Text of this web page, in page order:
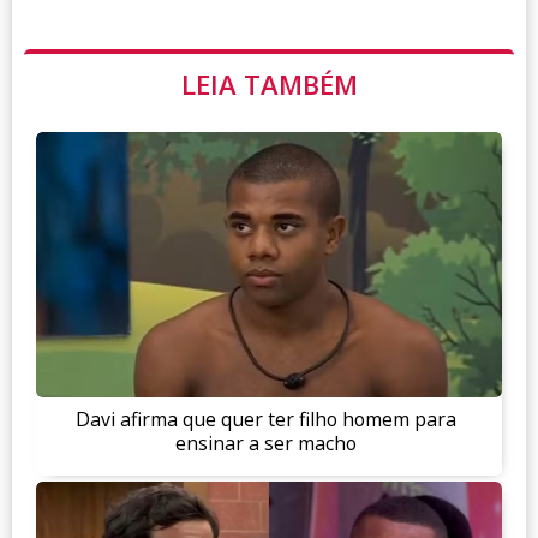
LEIA TAMBÉM
Davi afirma que quer ter filho homem para
ensinar a ser macho